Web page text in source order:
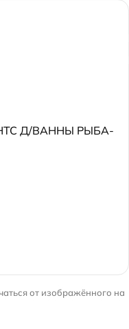
от изображённого на